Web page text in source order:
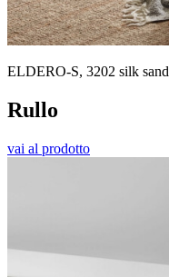
ELDERO-S, 3202 silk sand
Rullo
vai al prodotto